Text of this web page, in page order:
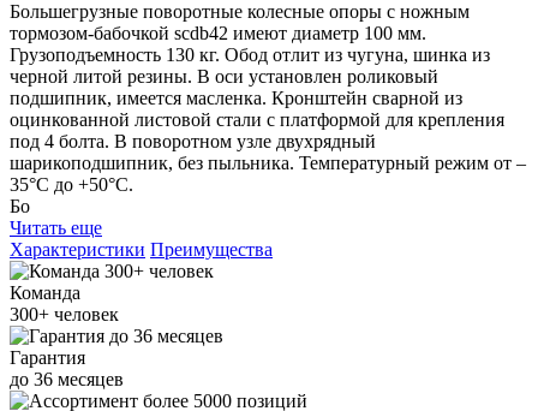
Большегрузные поворотные колесные опоры с ножным
тормозом-бабочкой scdb42 имеют диаметр 100 мм.
Грузоподъемность 130 кг. Обод отлит из чугуна, шинка из
черной литой резины. В оси установлен роликовый
подшипник, имеется масленка. Кронштейн сварной из
оцинкованной листовой стали с платформой для крепления
под 4 болта. В поворотном узле двухрядный
шарикоподшипник, без пыльника. Температурный режим от –
35°С до +50°С.
Бо
Читать еще
Характеристики Преимущества
Команда
300+ человек
Гарантия
до 36 месяцев